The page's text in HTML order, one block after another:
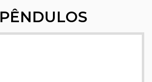
PÊNDULOS